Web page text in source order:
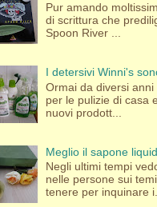
Pur amando
di scrittura che
Spoon River ...
I detersivi Winni's
Ormai da diversi
per le pulizie di casa
nuovi prodott...
Meglio il sapone
Negli ultimi tempi
nelle persone sui
tenere per inquinare